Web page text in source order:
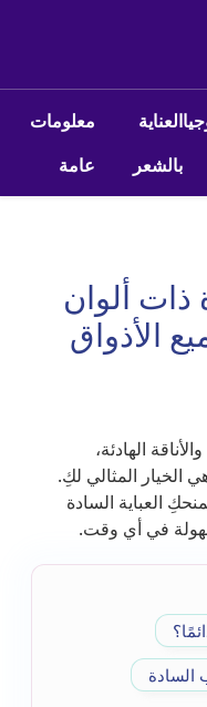
العناية
بالشعر
معلومات
عامة
ذات ألوان
الأذواق
الهادئة،
الخيار المثالي لكِ.
العباية السادة
في أي وقت.
السادة